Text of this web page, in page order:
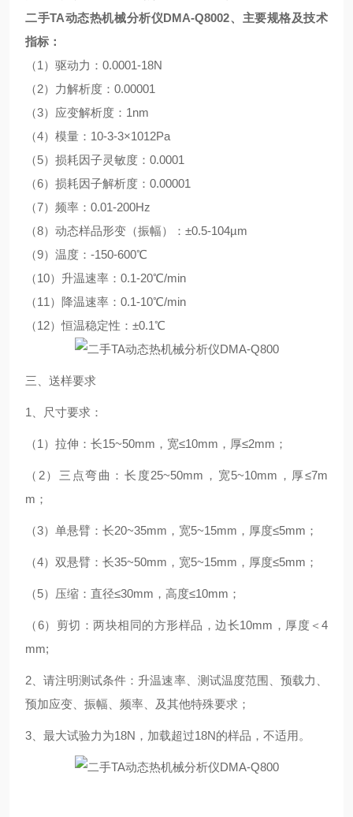
二手TA动态热机械分析仪DMA-Q8002、主要规格及技术
指标：
（1）驱动力：0.0001-18N
（2）力解析度：0.00001
（3）应变解析度：1nm
（4）模量：10-3-3×1012Pa
（5）损耗因子灵敏度：0.0001
（6）损耗因子解析度：0.00001
（7）频率：0.01-200Hz
（8）动态样品形变（振幅）：±0.5-104µm
（9）温度：-150-600℃
（10）升温速率：0.1-20℃/min
（11）降温速率：0.1-10℃/min
（12）恒温稳定性：±0.1℃
三、送样要求
1、尺寸要求：
（1）拉伸：长15~50mm，宽≤10mm，厚≤2mm；
（2）三点弯曲：长度25~50mm，宽5~10mm，厚≤7m
m；
（3）单悬臂：长20~35mm，宽5~15mm，厚度≤5mm；
（4）双悬臂：长35~50mm，宽5~15mm，厚度≤5mm；
（5）压缩：直径≤30mm，高度≤10mm；
（6）剪切：两块相同的方形样品，边长10mm，厚度＜4
mm;
2、请注明测试条件：升温速率、测试温度范围、预载力、
预加应变、振幅、频率、及其他特殊要求；
3、最大试验力为18N，加载超过18N的样品，不适用。